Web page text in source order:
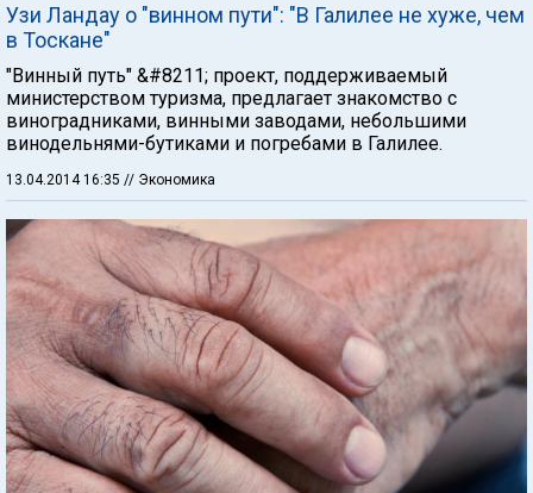
Узи Ландау о "винном пути": "В Галилее не хуже, чем
в Тоскане"
"Винный путь" &#8211; проект, поддерживаемый
министерством туризма, предлагает знакомство с
виноградниками, винными заводами, небольшими
винодельнями-бутиками и погребами в Галилее.
13.04.2014 16:35 // Экономика